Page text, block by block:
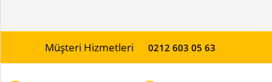
Müşteri Hizmetleri 0212 603 05 63